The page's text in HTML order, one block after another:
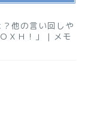
他の言い回しや
ＸＨ！」 | メモ